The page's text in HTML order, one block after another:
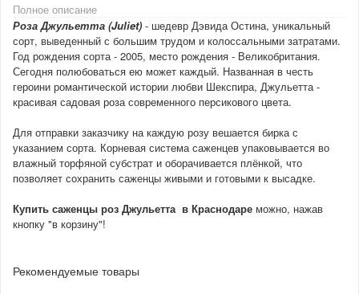
Полное описание
Роза Джульетта (Juliet) - шедевр Дэвида Остина, уникальный
сорт, выведенный с большим трудом и колоссальными затратами.
Год рождения сорта - 2005, место рождения - Великобритания.
Сегодня полюбоваться ею может каждый. Названная в честь
героини романтической истории любви Шекспира, Джульетта -
красивая садовая роза современного персикового цвета.
Для отправки заказчику на каждую розу вешается бирка с
указанием сорта. Корневая система саженцев упаковывается во
влажный торфяной субстрат и оборачивается плёнкой, что
позволяет сохранить саженцы живыми и готовыми к высадке.
Купить саженцы роз Джульетта в Краснодаре можно, нажав
кнопку "в корзину"!
Рекомендуемые товары